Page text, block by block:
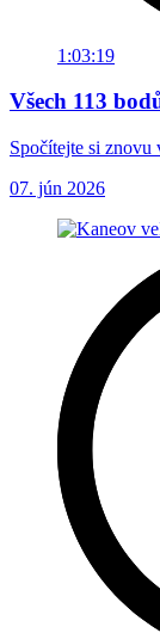
1:03:19
Všech 113
Spočítejte si znovu
07. jún 2026